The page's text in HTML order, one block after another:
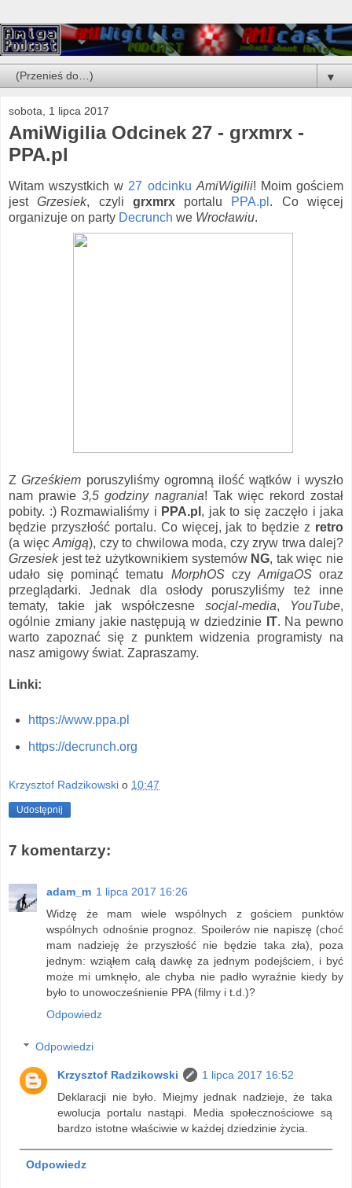
▼
sobota, 1 lipca 2017
AmiWigilia Odcinek 27 - grxmrx -
PPA.pl
Witam wszystkich w 27 odcinku AmiWigilii! Moim gościem
jestGrzesiek, czyli grxmrxportalu PPA.pl . Co więcej
organizuje on party Decrunch we Wrocławiu.
ZGrześkiem poruszyliśmy ogromną ilość wątków i wyszło
nam prawie3,5 godziny nagrania! Tak więc rekord został
pobity. :) Rozmawialiśmy i PPA.pl , jak to się zaczęło i jaka
będzie przyszłość portalu. Co więcej, jak to będzie z retro
(a więc Amigą), czy to chwilowa moda, czy zryw trwa dalej?
Grzesiekjest też użytkownikiem systemów NG, tak więc nie
udało się pominąć tematu MorphOSczy AmigaOSoraz
przeglądarki. Jednak dla osłody poruszyliśmy też inne
tematy, takie jak współczesne socjal-media, YouTube,
ogólnie zmiany jakie następują w dziedzinie IT. Na pewno
warto zapoznać się z punktem widzenia programisty na
nasz amigowy świat. Zapraszamy.
Linki:
https://www.ppa.pl
https://decrunch.org
Krzysztof Radzikowski o 10:47
Udostępnij
7 komentarzy:
adam_m 1 lipca 2017 16:26
Widzę że mam wiele wspólnych z gościem punktów
wspólnych odnośnie prognoz. Spoilerów nie napiszę (choć
mam nadzieję że przyszłość nie będzie taka zła), poza
jednym: wziąłem całą dawkę za jednym podejściem, i być
może mi umknęło, ale chyba nie padło wyraźnie kiedy by
było to unowocześnienie PPA (filmy i t.d.)?
Odpowiedz
Odpowiedzi
Krzysztof Radzikowski
1 lipca 2017 16:52
Deklaracji nie było. Miejmy jednak nadzieje, że taka
ewolucja portalu nastąpi. Media społecznościowe są
bardzo istotne właściwie w każdej dziedzinie życia.
Odpowiedz